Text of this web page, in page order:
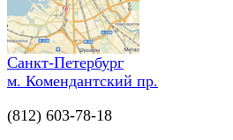
Санкт-Петербург
м. Комендантский пр.
(812) 603-78-18